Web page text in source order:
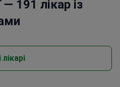
— 191 лікар із
лікарі